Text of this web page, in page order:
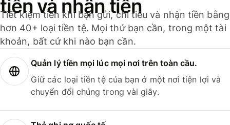
tiền và nhận tiền
Tiết kiệm tiền khi bạn gửi, chi tiêu và nhận tiền bằng
hơn 40+ loại tiền tệ. Mọi thứ bạn cần, trong một tài
khoản, bất cứ khi nào bạn cần.
Quản lý tiền mọi lúc mọi nơi trên toàn cầu.
Giữ các loại tiền tệ của bạn ở một nơi tiện lợi và
chuyển đổi chúng trong vài giây.